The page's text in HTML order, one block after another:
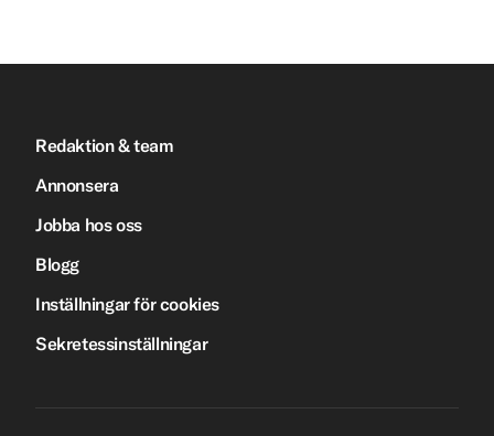
Redaktion & team
Annonsera
Jobba hos oss
Blogg
Inställningar för cookies
Sekretessinställningar